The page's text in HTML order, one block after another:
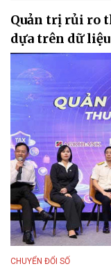
Quản trị rủi ro
dựa trên dữ
CHUYỂN ĐỔI SỐ